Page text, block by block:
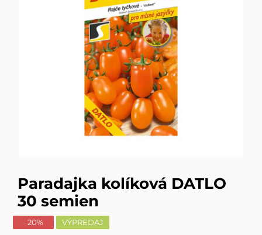
Paradajka kolíková DATLO
30 semien
- 20% VÝPREDAJ